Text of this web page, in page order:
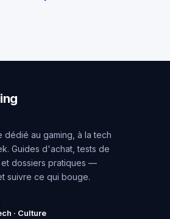
dédié au gaming, à la tech
Guides d'achat, tests de
et dossiers pratiques —
suivre ce qui bouge.
· Culture